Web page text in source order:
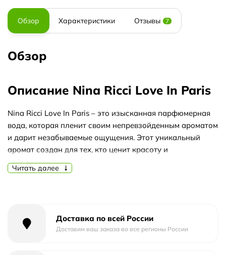
Обзор Характеристики Отзывы 7
Обзор
Описание Nina Ricci Love In Paris
Nina Ricci Love In Paris – это изысканная парфюмерная
вода, которая пленит своим непревзойденным ароматом
и дарит незабываемые ощущения. Этот уникальный
аромат создан для тех, кто ценит красоту и
элегантность, и ищет вдохновение в романтике Парижа.
бренда, чтобы воплотить в себе всю любовь и романтику
Парижа. Он является настоящим шедевром, который
Читать далее
Доставка по всей России
Доставим ваш заказа во все регионы России